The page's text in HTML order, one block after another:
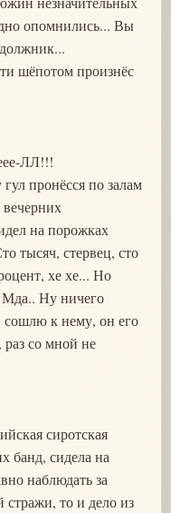
опомнились... Вы
шёпотом произнёс
ЛЛ!!!
пронёсся по залам
на порожках
тысяч, стервец, сто
хе хе... Но
Мда.. Ну ничего
сошлю к нему, он его
со мной не
сиротская
банд, сидела на
наблюдать за
то и дело из